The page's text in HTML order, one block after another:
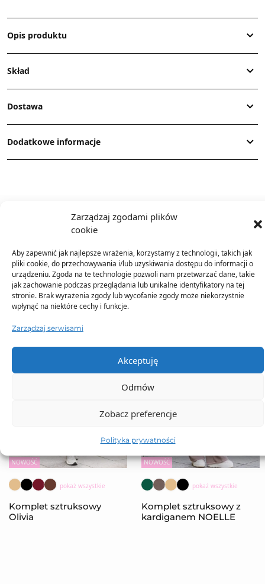
Zarządzaj zgodami plików
cookie
Aby zapewnić jak najlepsze wrażenia, korzystamy z technologii, takich jak
pliki cookie, do przechowywania i/lub uzyskiwania dostępu do informacji o
urządzeniu. Zgoda na te technologie pozwoli nam przetwarzać dane, takie
jak zachowanie podczas przeglądania lub unikalne identyfikatory na tej
stronie. Brak wyrażenia zgody lub wycofanie zgody może niekorzystnie
wpłynąć na niektóre cechy i funkcje.
Zarządzaj serwisami
Akceptuję
Odmów
Zobacz preferencje
Polityka prywatności
Opis produktu
Skład
Dostawa
Dodatkowe informacje
NOWOŚĆ
pokaż wszystkie
Komplet sztruksowy
Olivia
NOWOŚĆ
pokaż wszystkie
Komplet sztruksowy z
kardiganem NOELLE